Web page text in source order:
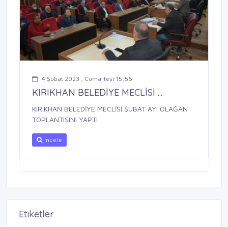
4 Şubat 2023 , Cumartesi 15:56
KIRIKHAN BELEDİYE MECLİSİ ...
KIRIKHAN BELEDİYE MECLİSİ ŞUBAT AYI OLAĞAN
TOPLANTISINI YAPTI
İncele
Etiketler